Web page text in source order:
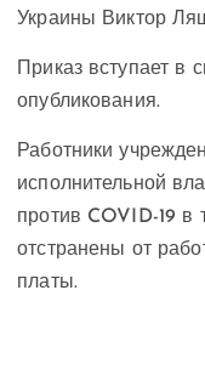
Украины Виктор
Приказ вступает в
опубликования.
Работники
исполнительной
против COVID-19 в
отстранены от
платы.